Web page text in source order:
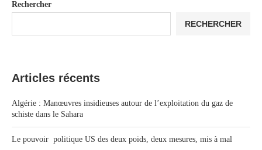
Rechercher
RECHERCHER
Articles récents
Algérie : Manœuvres insidieuses autour de l’exploitation du gaz de
schiste dans le Sahara
Le pouvoir politique US des deux poids, deux mesures, mis à mal